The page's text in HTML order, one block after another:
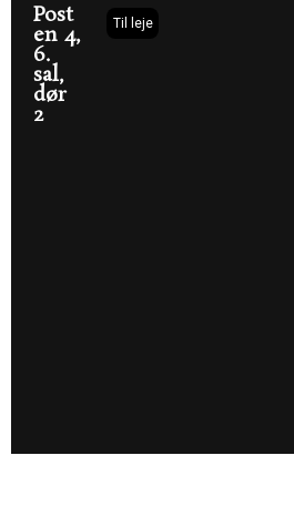
Post
en 4,
6.
sal,
dør
2
Til leje